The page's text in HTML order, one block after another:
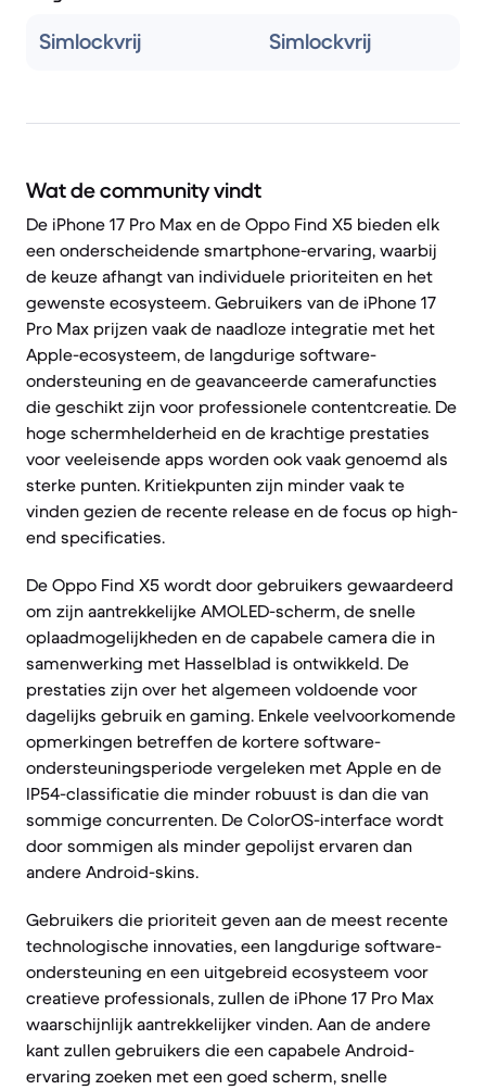
Simlockvrij Simlockvrij
Wat de community vindt
De iPhone 17 Pro Max en de Oppo Find X5 bieden elk
een onderscheidende smartphone-ervaring, waarbij
de keuze afhangt van individuele prioriteiten en het
gewenste ecosysteem. Gebruikers van de iPhone 17
Pro Max prijzen vaak de naadloze integratie met het
Apple-ecosysteem, de langdurige software-
ondersteuning en de geavanceerde camerafuncties
die geschikt zijn voor professionele contentcreatie. De
hoge schermhelderheid en de krachtige prestaties
voor veeleisende apps worden ook vaak genoemd als
sterke punten. Kritiekpunten zijn minder vaak te
vinden gezien de recente release en de focus op high-
end specificaties.
De Oppo Find X5 wordt door gebruikers gewaardeerd
om zijn aantrekkelijke AMOLED-scherm, de snelle
oplaadmogelijkheden en de capabele camera die in
samenwerking met Hasselblad is ontwikkeld. De
prestaties zijn over het algemeen voldoende voor
dagelijks gebruik en gaming. Enkele veelvoorkomende
opmerkingen betreffen de kortere software-
ondersteuningsperiode vergeleken met Apple en de
IP54-classificatie die minder robuust is dan die van
sommige concurrenten. De ColorOS-interface wordt
door sommigen als minder gepolijst ervaren dan
andere Android-skins.
Gebruikers die prioriteit geven aan de meest recente
technologische innovaties, een langdurige software-
ondersteuning en een uitgebreid ecosysteem voor
creatieve professionals, zullen de iPhone 17 Pro Max
waarschijnlijk aantrekkelijker vinden. Aan de andere
kant zullen gebruikers die een capabele Android-
ervaring zoeken met een goed scherm, snelle